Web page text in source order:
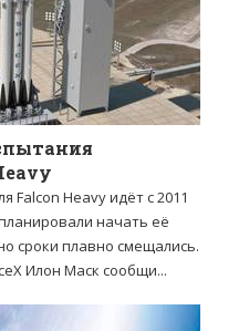
Falcon Heavy идёт с 2011
начать её
сроки плавно смещались.
Илон Маск сообщи...